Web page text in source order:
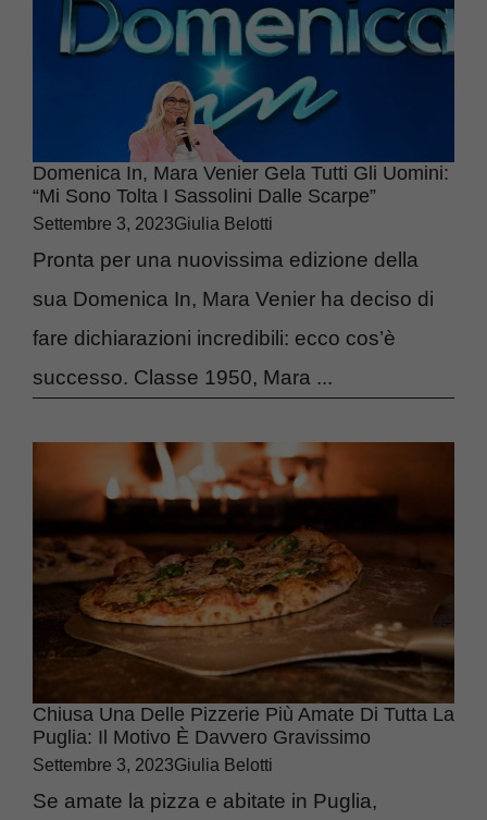
Domenica In, Mara Venier Gela Tutti Gli Uomini:
“Mi Sono Tolta I Sassolini Dalle Scarpe”
Settembre 3, 2023Giulia Belotti
Pronta per una nuovissima edizione della
sua Domenica In, Mara Venier ha deciso di
fare dichiarazioni incredibili: ecco cos’è
successo. Classe 1950, Mara ...
Chiusa Una Delle Pizzerie Più Amate Di Tutta La
Puglia: Il Motivo È Davvero Gravissimo
Settembre 3, 2023Giulia Belotti
Se amate la pizza e abitate in Puglia,